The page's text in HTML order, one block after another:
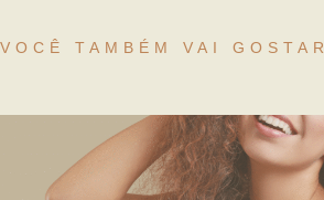
VOCÊ TAMBÉM VAI GOSTAR